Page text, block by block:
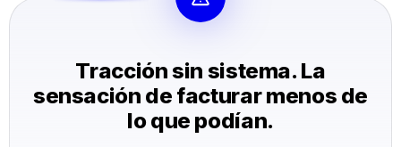
Tracción sin sistema. La
sensación de facturar menos de
lo que podían.